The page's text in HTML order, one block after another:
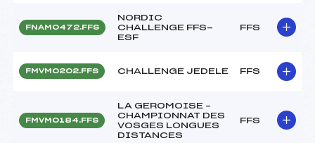
FNAM0472.FFS
NORDIC
CHALLENGE FFS-
ESF
FFS
FMVM0202.FFS CHALLENGE JEDELE FFS
FMVM0184.FFS
LA GEROMOISE –
CHAMPIONNAT DES
VOSGES LONGUES
DISTANCES
FFS